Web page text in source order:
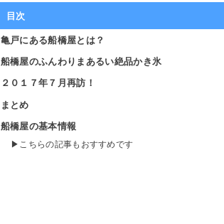
目次
亀戸にある船橋屋とは？
船橋屋のふんわりまあるい絶品かき氷
２０１７年７月再訪！
まとめ
船橋屋の基本情報
こちらの記事もおすすめです